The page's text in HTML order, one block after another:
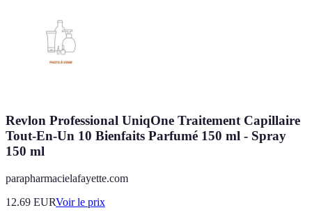
Revlon Professional UniqOne Traitement Capillaire
Tout-En-Un 10 Bienfaits Parfumé 150 ml - Spray
150 ml
parapharmacielafayette.com
12.69 EURVoir le prix